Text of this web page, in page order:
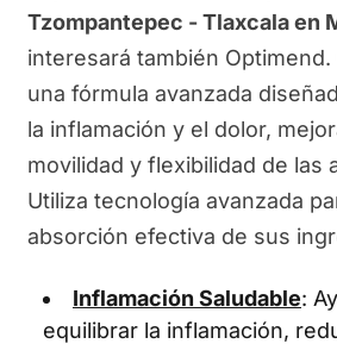
Tzompantepec - Tlaxcala en
interesará también
una fórmula avanzada
la inflamación y el dolor,
movilidad y flexibilidad de las
Utiliza tecnología avanzada
absorción efectiva de sus
Inflamación Saludable:
equilibrar la inflamación,